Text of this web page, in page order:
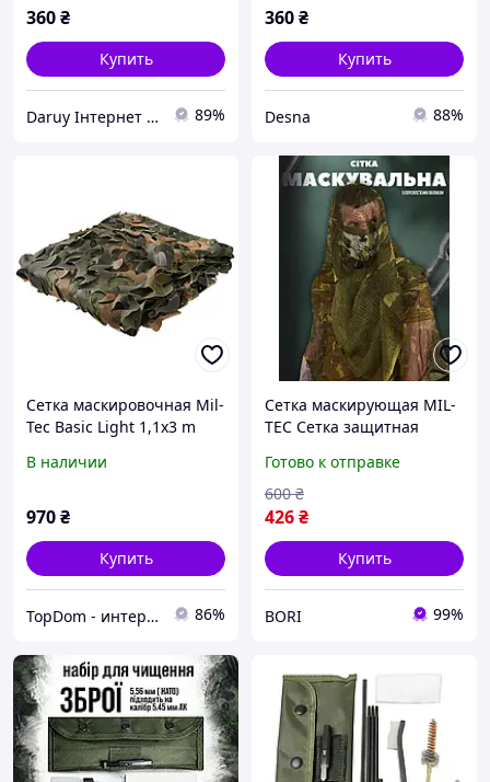
360₴
Купить
Daruy Інтернет Магазин "Туристичне спорядження" 89%
360₴
Купить
Desna 88%
Сетка маскировочная Mil-
Tec Basic Light 1,1x3 m
В наличии
970₴
Купить
TopDom - интернет магазин топовых товаров для дома и офиса 86%
Сетка маскирующая MIL-
TEC Сетка защитная
Готово к отправке
426₴
600 ₴
Купить
BORI 99%